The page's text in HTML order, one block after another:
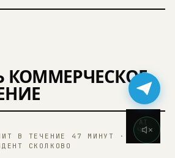
КОММЕРЧЕСКОЕ
В ТЕЧЕНИЕ 47 МИНУТ · ИНН
СКОЛКОВО
AI
ЧАТ